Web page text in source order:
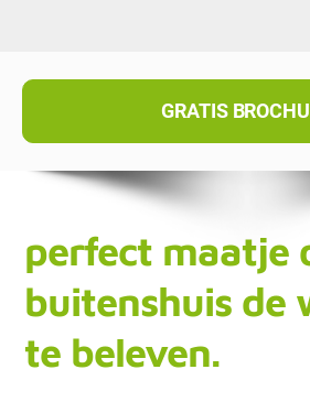
GRATIS
perfect maatje
buitenshuis de
te beleven.